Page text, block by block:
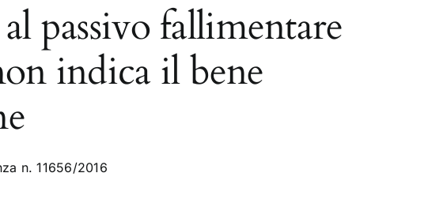
passivo fallimentare
indica il bene
n. 11656/2016